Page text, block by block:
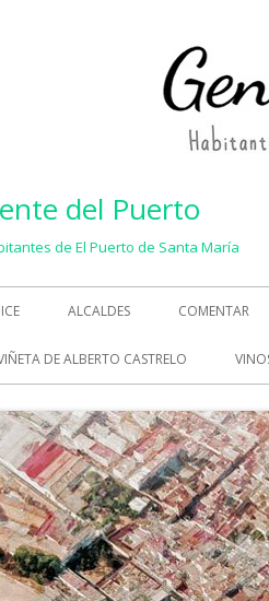
del Puerto
de El Puerto de Santa María
ALCALDES COMENTAR
DE ALBERTO CASTRELO